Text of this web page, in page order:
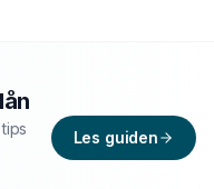
best.
Les guiden